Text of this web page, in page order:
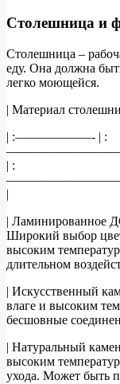
Столешница и
Столешница –
еду. Она должна
легко моющейся.
| Материал
| :——————- | :
| :
|
| Ламинированное
Широкий выбор
высоким
длительном
| Искусственный
влаге и высоким
бесшовные
| Натуральный
высоким
ухода. Может быть